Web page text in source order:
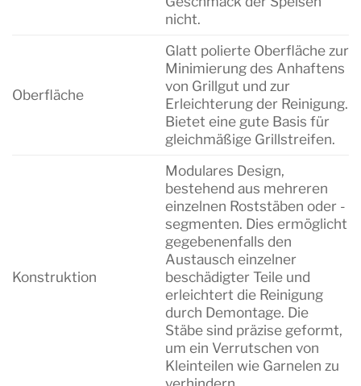
nicht.
Oberfläche
Glatt polierte Oberfläche zur
Minimierung des Anhaftens
von Grillgut und zur
Erleichterung der Reinigung.
Bietet eine gute Basis für
gleichmäßige Grillstreifen.
Konstruktion
Modulares Design,
bestehend aus mehreren
einzelnen Roststäben oder -
segmenten. Dies ermöglicht
gegebenenfalls den
Austausch einzelner
beschädigter Teile und
erleichtert die Reinigung
durch Demontage. Die
Stäbe sind präzise geformt,
um ein Verrutschen von
Kleinteilen wie Garnelen zu